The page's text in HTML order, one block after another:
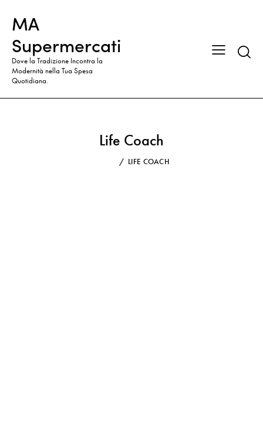
MA
Supermercati
Dove la Tradizione Incontra la
Modernità nella Tua Spesa
Quotidiana.
Life Coach
LIFE COACH